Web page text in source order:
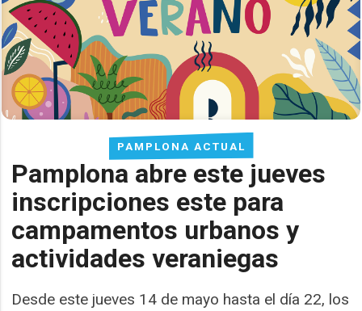
PAMPLONA ACTUAL
Pamplona abre este jueves
inscripciones este para
campamentos urbanos y
actividades veraniegas
Desde este jueves 14 de mayo hasta el día 22, los